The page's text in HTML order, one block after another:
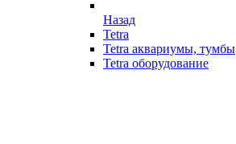
Назад
Tetra
Tetra аквариумы, тумбы
Tetra оборудование